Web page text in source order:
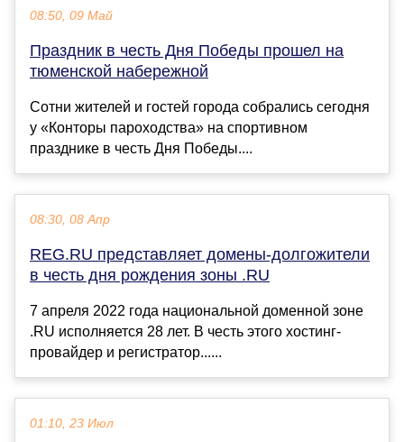
08:50, 09 Май
Праздник в честь Дня Победы прошел на
тюменской набережной
Сотни жителей и гостей города собрались сегодня
у «Конторы пароходства» на спортивном
празднике в честь Дня Победы....
08:30, 08 Апр
REG.RU представляет домены-долгожители
в честь дня рождения зоны .RU
7 апреля 2022 года национальной доменной зоне
.RU исполняется 28 лет. В честь этого хостинг-
провайдер и регистратор......
01:10, 23 Июл